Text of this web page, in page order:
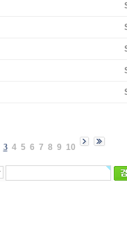
3 4 5 6 7 8 9 10